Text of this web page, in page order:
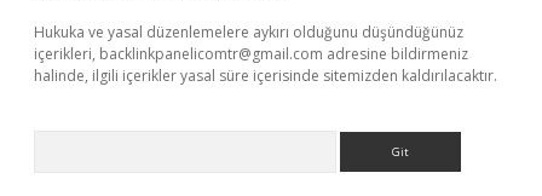
Hukuka ve yasal düzenlemelere aykırı olduğunu düşündüğünüz
içerikleri, backlinkpanelicomtr@gmail.com adresine bildirmeniz
halinde, ilgili içerikler yasal süre içerisinde sitemizden kaldırılacaktır.